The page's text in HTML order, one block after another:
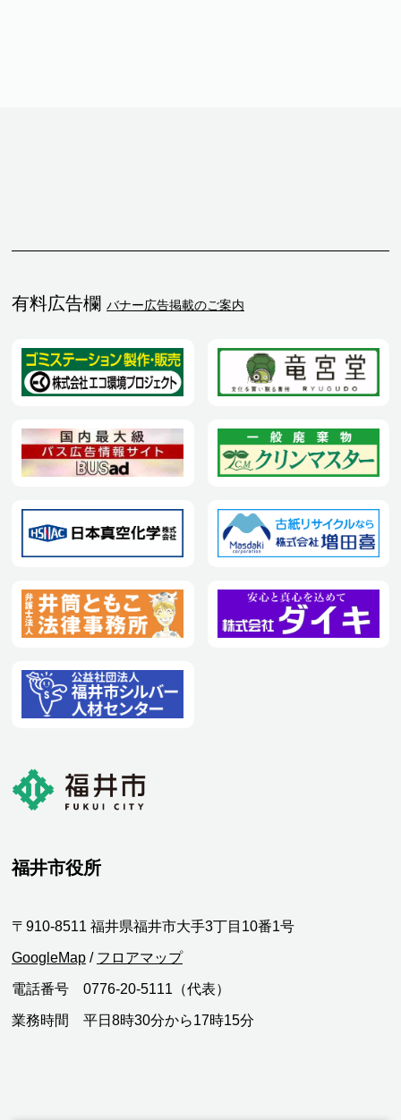
有料広告欄 バナー広告掲載のご案内
福井市役所
〒910-8511 福井県福井市大手3丁目10番1号
GoogleMap / フロアマップ
電話番号 0776-20-5111（代表）
業務時間 平日8時30分から17時15分